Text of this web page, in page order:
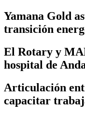
Yamana Gold
transición
El Rotary y
hospital de
Articulación
capacitar